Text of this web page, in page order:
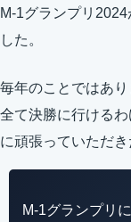
M-1グランプリ
した。
毎年のことではあ
全て決勝に行ける
に頑張っていただき
M-1グランプリ